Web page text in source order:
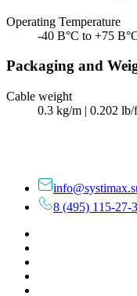
Operating Temperature
-40 В°C to +75
Packaging and
Cable weight
0.3 kg/m | 0.202 lb/
8 (495) 115-27-